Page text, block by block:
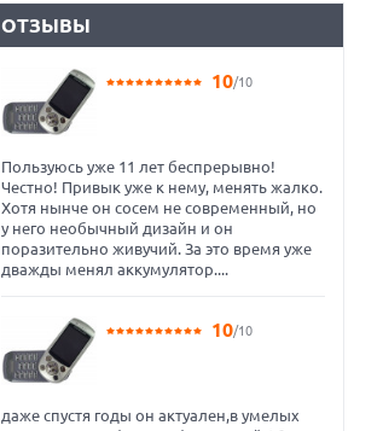
ОТЗЫВЫ
10/10
Пользуюсь уже 11 лет беспрерывно!
Честно! Привык уже к нему, менять жалко.
Хотя нынче он сосем не современный, но
у него необычный дизайн и он
поразительно живучий. За это время уже
дважды менял аккумулятор....
10/10
даже спустя годы он актуален,в умелых